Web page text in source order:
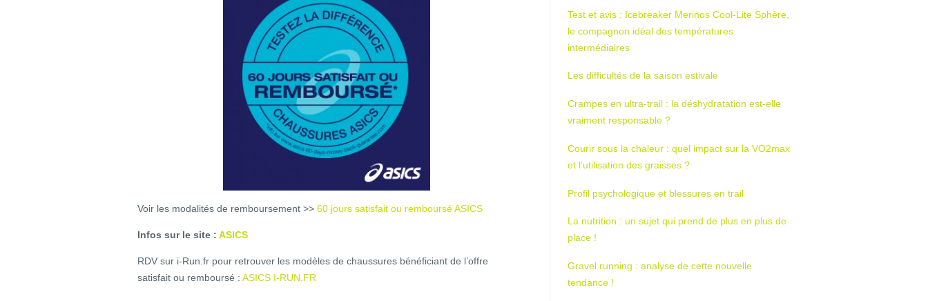
Voir les modalités de remboursement >> 60 jours satisfait ou remboursé ASICS
Infos sur le site : ASICS
RDV sur i-Run.fr pour retrouver les modèles de chaussures bénéficiant de l’offre
satisfait ou remboursé : ASICS I-RUN.FR
Test et avis : Icebreaker Merinos Cool-Lite Sphère,
le compagnon idéal des températures
intermédiaires
Les difficultés de la saison estivale
Crampes en ultra-trail : la déshydratation est-elle
vraiment responsable ?
Courir sous la chaleur : quel impact sur la VO2max
et l’utilisation des graisses ?
Profil psychologique et blessures en trail
La nutrition : un sujet qui prend de plus en plus de
place !
Gravel running : analyse de cette nouvelle
tendance !